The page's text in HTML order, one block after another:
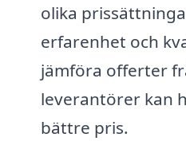
olika
erfarenhet och
jämföra offerter
leverantörer kan
bättre pris.